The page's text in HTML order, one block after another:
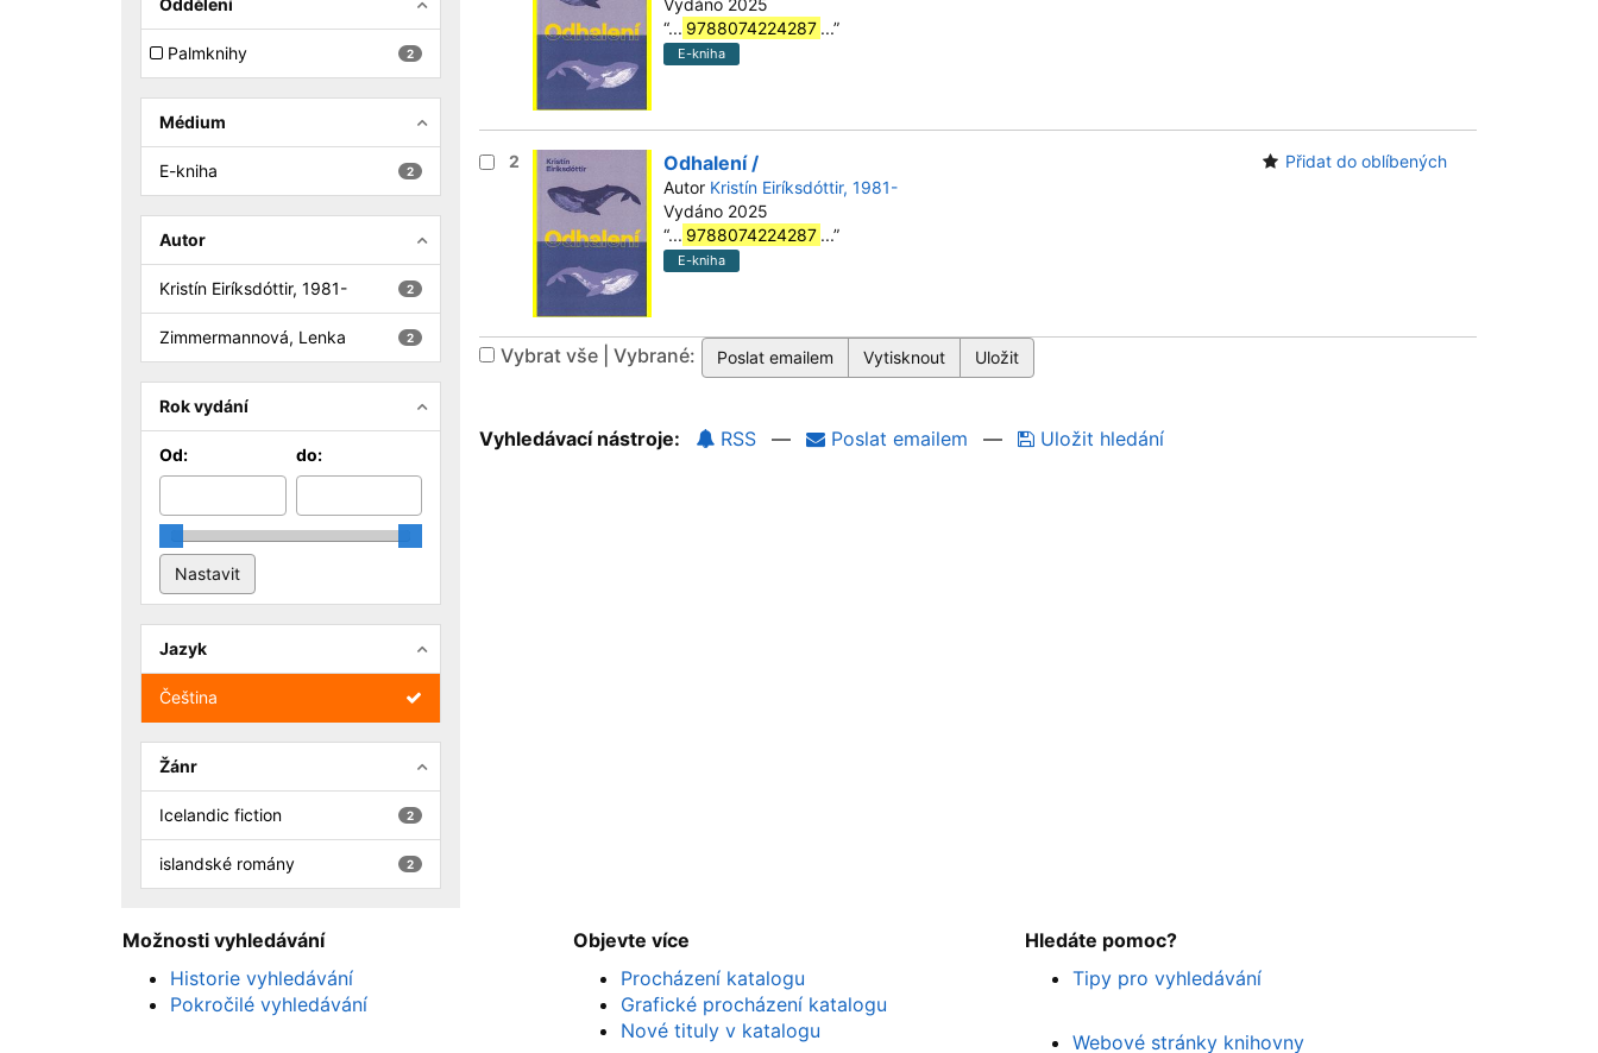
Vydáno 2025
“... 9788074224287 ...”
E-kniha
2 Odhalení /
Autor Kristín Eiríksdóttir, 1981-
Vydáno 2025
“... 9788074224287 ...”
E-kniha
Přidat do oblíbených
Vybrat vše | Vybrané:
Vyhledávací nástroje: RSS — Poslat emailem — Uložit hledání
Oddělení
2
Palmknihy
Médium
2
E-kniha
Autor
2
Kristín Eiríksdóttir, 1981-
2
Zimmermannová, Lenka
Rok vydání
Od: do:
Jazyk
Čeština
Žánr
2
Icelandic fiction
2
islandské romány
Možnosti vyhledávání
Historie vyhledávání
Pokročilé vyhledávání
Objevte více
Procházení katalogu
Grafické procházení katalogu
Nové tituly v katalogu
Hledáte pomoc?
Tipy pro vyhledávání
Webové stránky knihovny